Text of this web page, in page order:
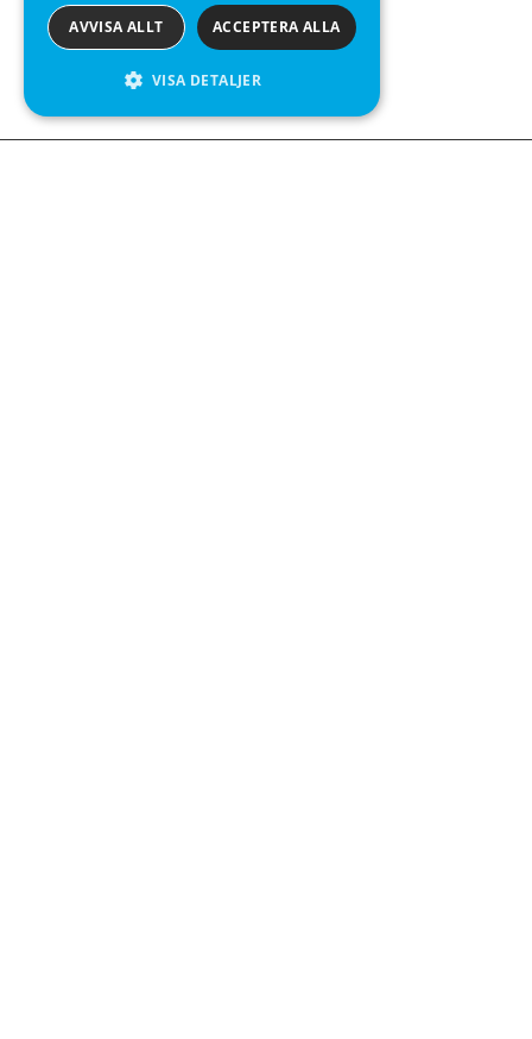
ACCEPTERA ALLA
AVVISA ALLT
VISA DETALJER